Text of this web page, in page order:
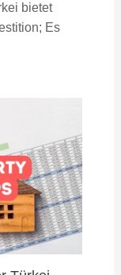
bietet
Es